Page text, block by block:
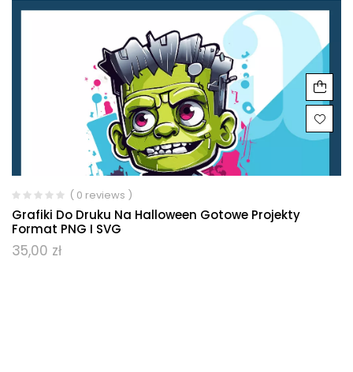
( 0 reviews )
Grafiki Do Druku Na Halloween Gotowe Projekty
Format PNG I SVG
35,00 zł